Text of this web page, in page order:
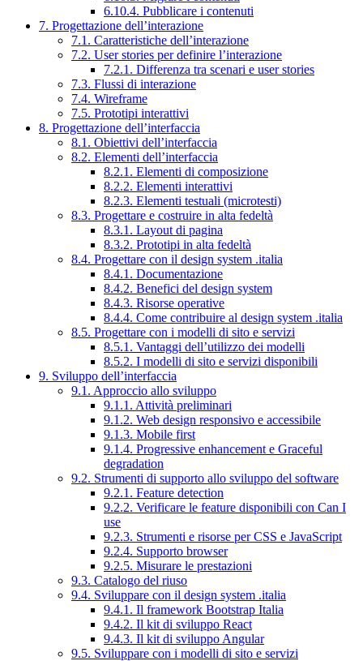
6.10.4. Pubblicare i contenuti
7. Progettazione dell’interazione
7.1. Caratteristiche dell’interazione
7.2. User stories per definire l’interazione
7.2.1. Differenza tra scenari e user stories
7.3. Flussi di interazione
7.4. Wireframe
7.5. Prototipi interattivi
8. Progettazione dell’interfaccia
8.1. Obiettivi dell’interfaccia
8.2. Elementi dell’interfaccia
8.2.1. Elementi di composizione
8.2.2. Elementi interattivi
8.2.3. Elementi testuali (microtesti)
8.3. Progettare e costruire in alta fedeltà
8.3.1. Layout di pagina
8.3.2. Prototipi in alta fedeltà
8.4. Progettare con il design system .italia
8.4.1. Documentazione
8.4.2. Benefici del design system
8.4.3. Risorse operative
8.4.4. Come contribuire al design system .italia
8.5. Progettare con i modelli di sito e servizi
8.5.1. Vantaggi dell’utilizzo dei modelli
8.5.2. I modelli di sito e servizi disponibili
9. Sviluppo dell’interfaccia
9.1. Approccio allo sviluppo
9.1.1. Attività preliminari
9.1.2. Web design responsivo e accessibile
9.1.3. Mobile first
9.1.4. Progressive enhancement e Graceful
degradation
9.2. Strumenti di supporto allo sviluppo del software
9.2.1. Feature detection
9.2.2. Verificare le feature disponibili con Can I
use
9.2.3. Strumenti e risorse per CSS e JavaScript
9.2.4. Supporto browser
9.2.5. Misurare le prestazioni
9.3. Catalogo del riuso
9.4. Sviluppare con il design system .italia
9.4.1. Il framework Bootstrap Italia
9.4.2. Il kit di sviluppo React
9.4.3. Il kit di sviluppo Angular
9.5. Sviluppare con i modelli di sito e servizi